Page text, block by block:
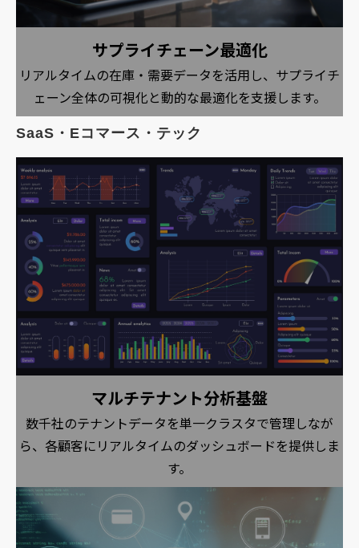
サプライチェーン最適化
リアルタイムの在庫・需要データを活用し、サプライチ
ェーン全体の可視化と動的な最適化を支援します。
SaaS・Eコマース・テック
マルチテナント分析基盤
数千社のテナントデータを単一クラスタで管理しなが
ら、各顧客にリアルタイムのダッシュボードを提供しま
す。